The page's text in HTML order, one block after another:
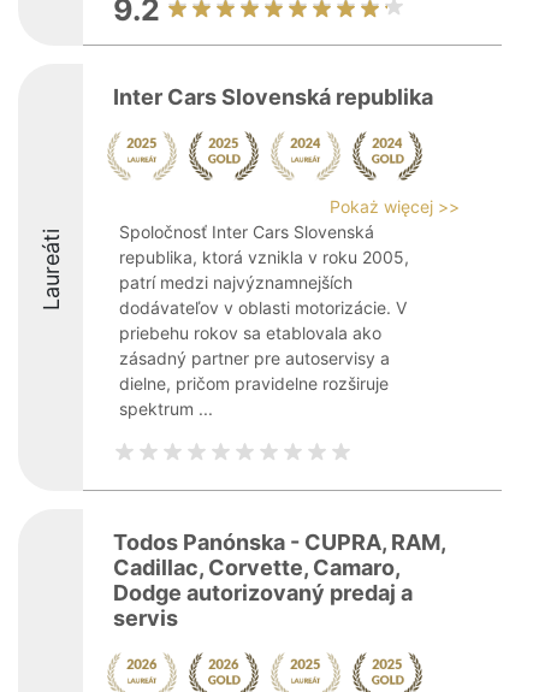
9.2
Laureáti
Inter Cars Slovenská republika
Pokaż więcej >>
Spoločnosť Inter Cars Slovenská
republika, ktorá vznikla v roku 2005,
patrí medzi najvýznamnejších
dodávateľov v oblasti motorizácie. V
priebehu rokov sa etablovala ako
zásadný partner pre autoservisy a
dielne, pričom pravidelne rozširuje
spektrum ...
Todos Panónska - CUPRA, RAM,
Cadillac, Corvette, Camaro,
Dodge autorizovaný predaj a
servis